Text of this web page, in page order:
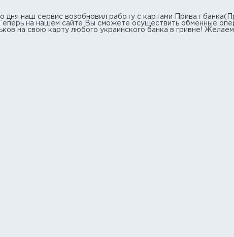
наш сервис возобновил работу с картами Приват
на нашем сайте Вы сможете осуществить обменные
на свою карту любого украинского банка в гривне!